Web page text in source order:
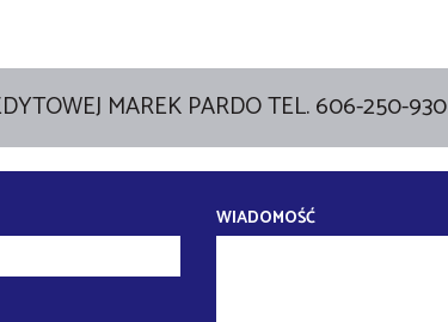
MAREK PARDO TEL. 606-250-930
WIADOMOŚĆ